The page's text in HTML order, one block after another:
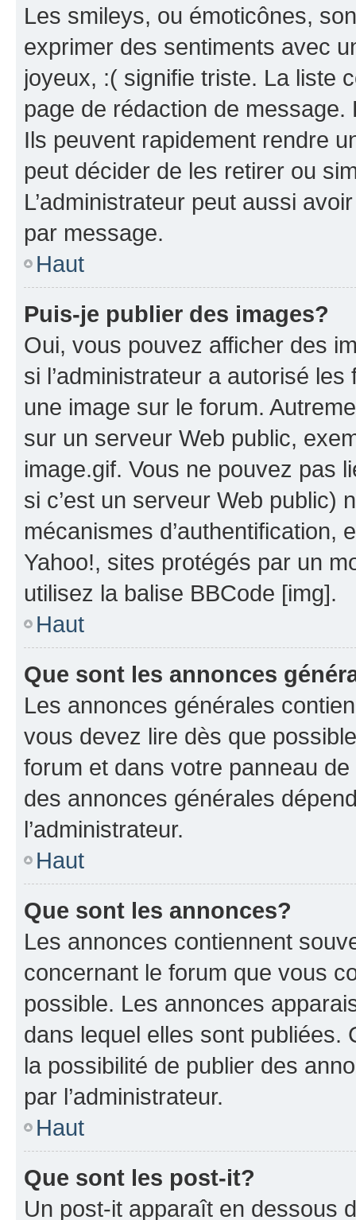
Les smileys, ou émoticônes,
exprimer des sentiments avec
joyeux, :( signifie triste. La liste
page de rédaction de
Ils peuvent rapidement rendre
peut décider de les retirer ou
L’administrateur peut aussi
par message.
Haut
Puis-je publier des images?
Oui, vous pouvez afficher des
si l’administrateur a autorisé
une image sur le forum.
sur un serveur Web public,
image.gif. Vous ne pouvez pas
si c’est un serveur Web public)
mécanismes d’authentification,
Yahoo!, sites protégés par un
utilisez la balise BBCode [img].
Haut
Que sont les annonces
Les annonces générales
vous devez lire dès que
forum et dans votre panneau
des annonces générales
l’administrateur.
Haut
Que sont les annonces?
Les annonces contiennent
concernant le forum que vous
possible. Les annonces
dans lequel elles sont publiées.
la possibilité de publier des
par l’administrateur.
Haut
Que sont les post-it?
Un post-it apparaît en dessous